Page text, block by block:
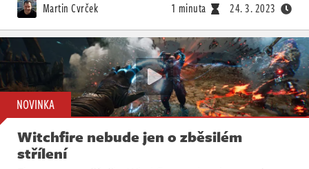
Martin Cvrček 1 minuta 24. 3. 2023
NOVINKA
Witchfire nebude jen o zběsilém
střílení